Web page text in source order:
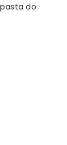
do